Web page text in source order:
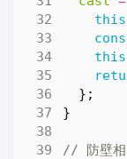
this
this
};
}